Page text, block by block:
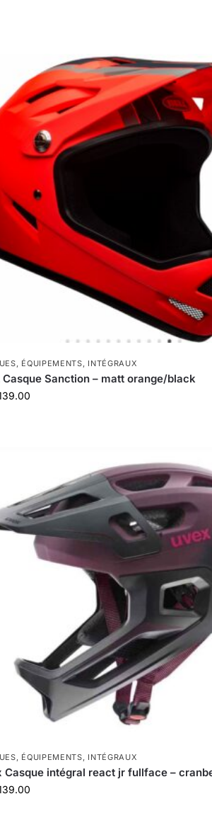
, ÉQUIPEMENTS, INTÉGRAUX
Casque Sanction – matt orange/black
, ÉQUIPEMENTS, INTÉGRAUX
Casque intégral react jr fullface –